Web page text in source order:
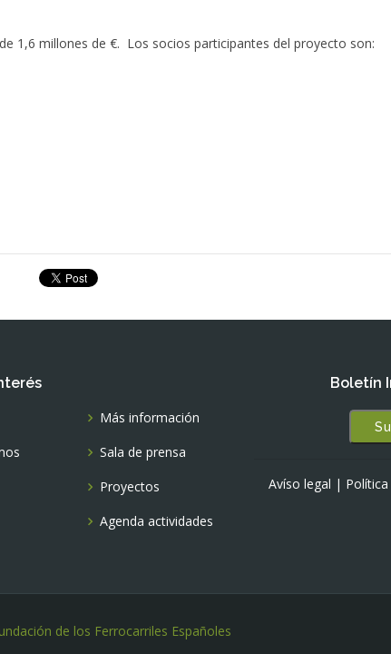
1,6 millones de €. Los socios participantes del proyecto son:
Más información
Sala de prensa
Proyectos
Agenda actividades
Boletín
Avíso legal |
de los Ferrocarriles Españoles